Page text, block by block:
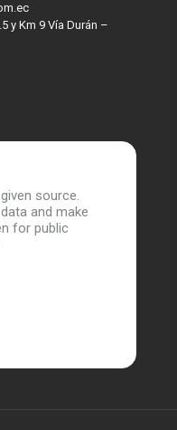
y Km 9 Vía Durán –
source.
and make
for public